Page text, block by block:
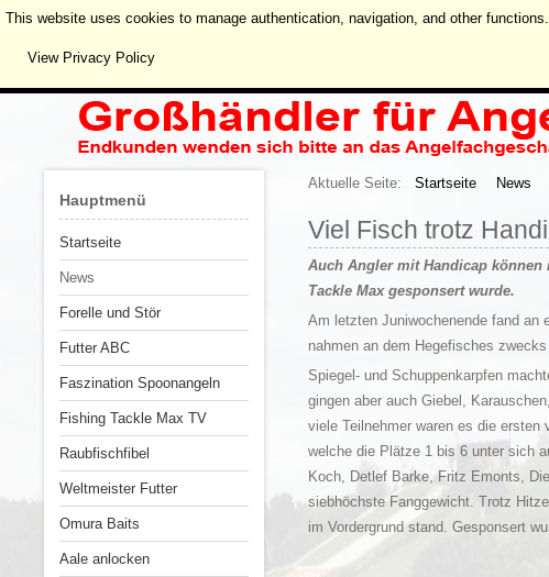
Hauptmenü
Startseite
News
Forelle und Stör
Futter ABC
Faszination Spoonangeln
Fishing Tackle Max TV
Raubfischfibel
Weltmeister Futter
Omura Baits
Aale anlocken
Aktuelle Seite: Startseite News
Viel Fisch trotz
Auch Angler mit Handicap
Tackle Max gesponsert wurde.
Am letzten Juniwochenende fand an
nahmen an dem Hegefisches
Spiegel- und Schuppenkarpfen
gingen aber auch Giebel,
viele Teilnehmer waren es die ersten
welche die Plätze 1 bis 6 unter sich
Koch, Detlef Barke, Fritz Emonts,
siebhöchste Fanggewicht. Trotz
im Vordergrund stand. Gesponsert
This website uses cookies to manage authentication, navigation, and other
View Privacy Policy